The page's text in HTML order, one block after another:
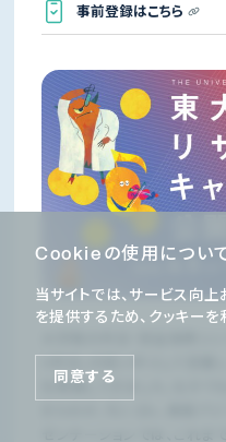
Cookieの使用につい
当サイトでは、サービス向
を提供するため、クッキーを
同意する
事前登録はこちら
II外交」の担い手として定着
を実施してきました。なか